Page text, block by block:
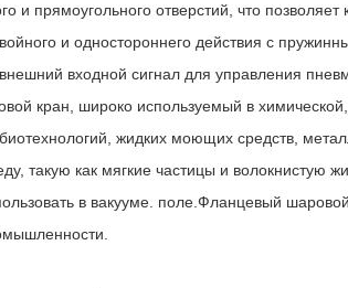
и прямоугольного отверстий, что позволяет
и одностороннего действия с
входной сигнал для управления
кран, широко используемый в
жидких моющих средств,
такую ​​как мягкие частицы и волокнистую
в вакууме. поле.Фланцевый